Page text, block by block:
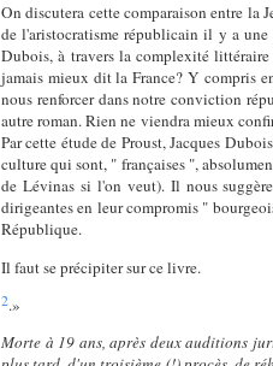
On discutera cette comparaison entre la
de l'aristocratisme républicain il y a une
Dubois, à travers la complexité littéraire
jamais mieux dit la France? Y compris
nous renforcer dans notre conviction
autre roman. Rien ne viendra mieux
Par cette étude de Proust, Jacques
culture qui sont, " françaises ",
de Lévinas si l'on veut). Il nous
dirigeantes en leur compromis "
République.
Il faut se précipiter sur ce livre.
2.»
Morte à 19 ans, après deux auditions